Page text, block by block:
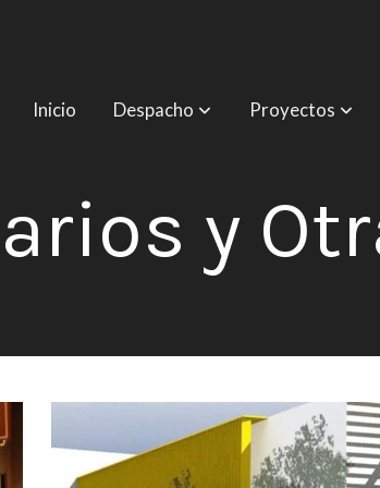
Inicio Despacho Proyectos
y